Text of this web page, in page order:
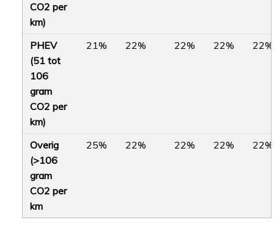
CO2 per
km)
PHEV
(51 tot
106
gram
CO2 per
km)
21% 22% 22% 22% 22%
Overig
(>106
gram
CO2 per
km
25% 22% 22% 22% 22%